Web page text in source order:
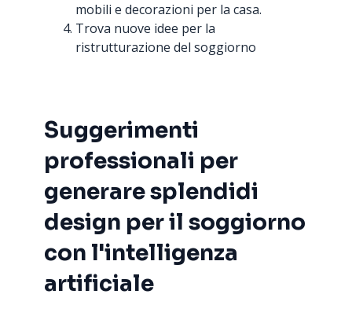
mobili e decorazioni per la casa.
Trova nuove idee per la
ristrutturazione del soggiorno
Suggerimenti
professionali per
generare splendidi
design per il soggiorno
con l'intelligenza
artificiale